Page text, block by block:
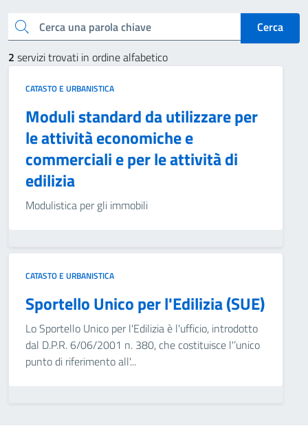
Cerca una parola chiave
Cerca
2 servizi trovati in ordine alfabetico
CATASTO E URBANISTICA
Moduli standard da utilizzare per
le attività economiche e
commerciali e per le attività di
edilizia
Modulistica per gli immobili
CATASTO E URBANISTICA
Sportello Unico per l'Edilizia (SUE)
Lo Sportello Unico per l'Edilizia è l'ufficio, introdotto
dal D.P.R. 6/06/2001 n. 380, che costituisce l'’unico
punto di riferimento all'...